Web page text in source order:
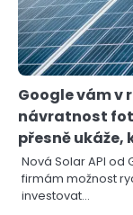
Google vám v
návratnost
přesně ukáže,
Nová Solar API
firmám možnost
investovat…